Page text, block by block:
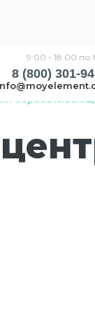
9:00 - 18:00
8 (800) 301-